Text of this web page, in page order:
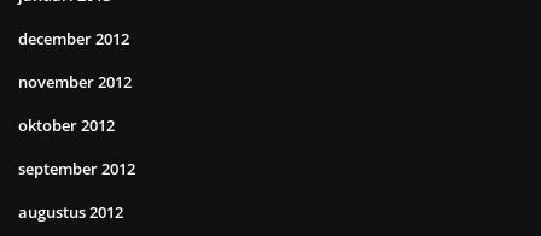
december 2012
november 2012
oktober 2012
september 2012
augustus 2012